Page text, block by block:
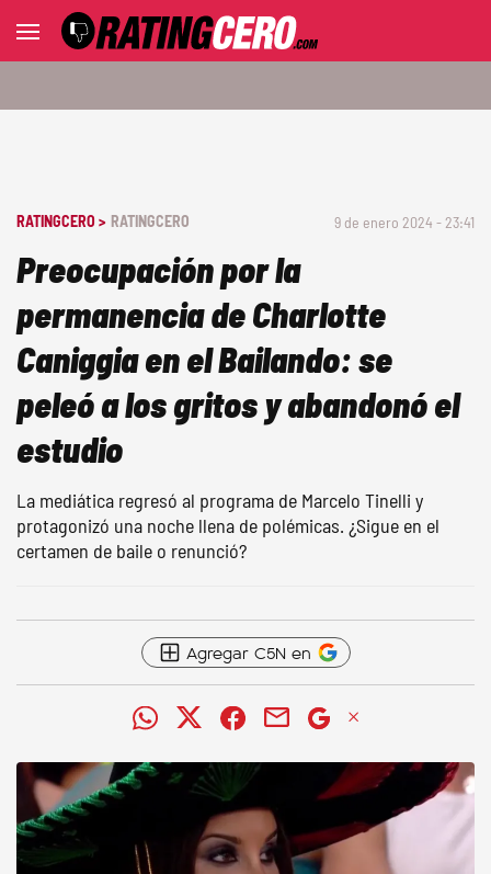
RATINGCERO > RATINGCERO 9 de enero 2024 - 23:41
Preocupación por la
permanencia de Charlotte
Caniggia en el Bailando: se
peleó a los gritos y abandonó el
estudio
La mediática regresó al programa de Marcelo Tinelli y
protagonizó una noche llena de polémicas. ¿Sigue en el
certamen de baile o renunció?
Agregar C5N en